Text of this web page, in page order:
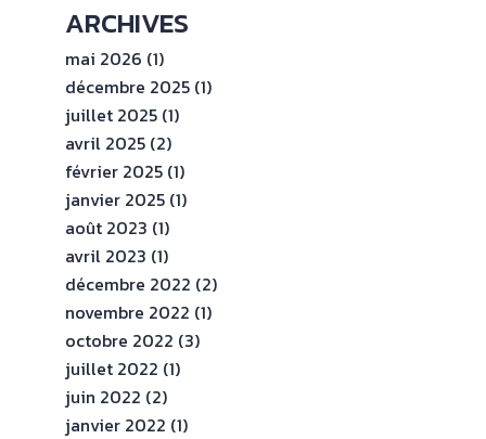
ARCHIVES
mai 2026 (1)
décembre 2025 (1)
juillet 2025 (1)
avril 2025 (2)
février 2025 (1)
janvier 2025 (1)
août 2023 (1)
avril 2023 (1)
décembre 2022 (2)
novembre 2022 (1)
octobre 2022 (3)
juillet 2022 (1)
juin 2022 (2)
janvier 2022 (1)